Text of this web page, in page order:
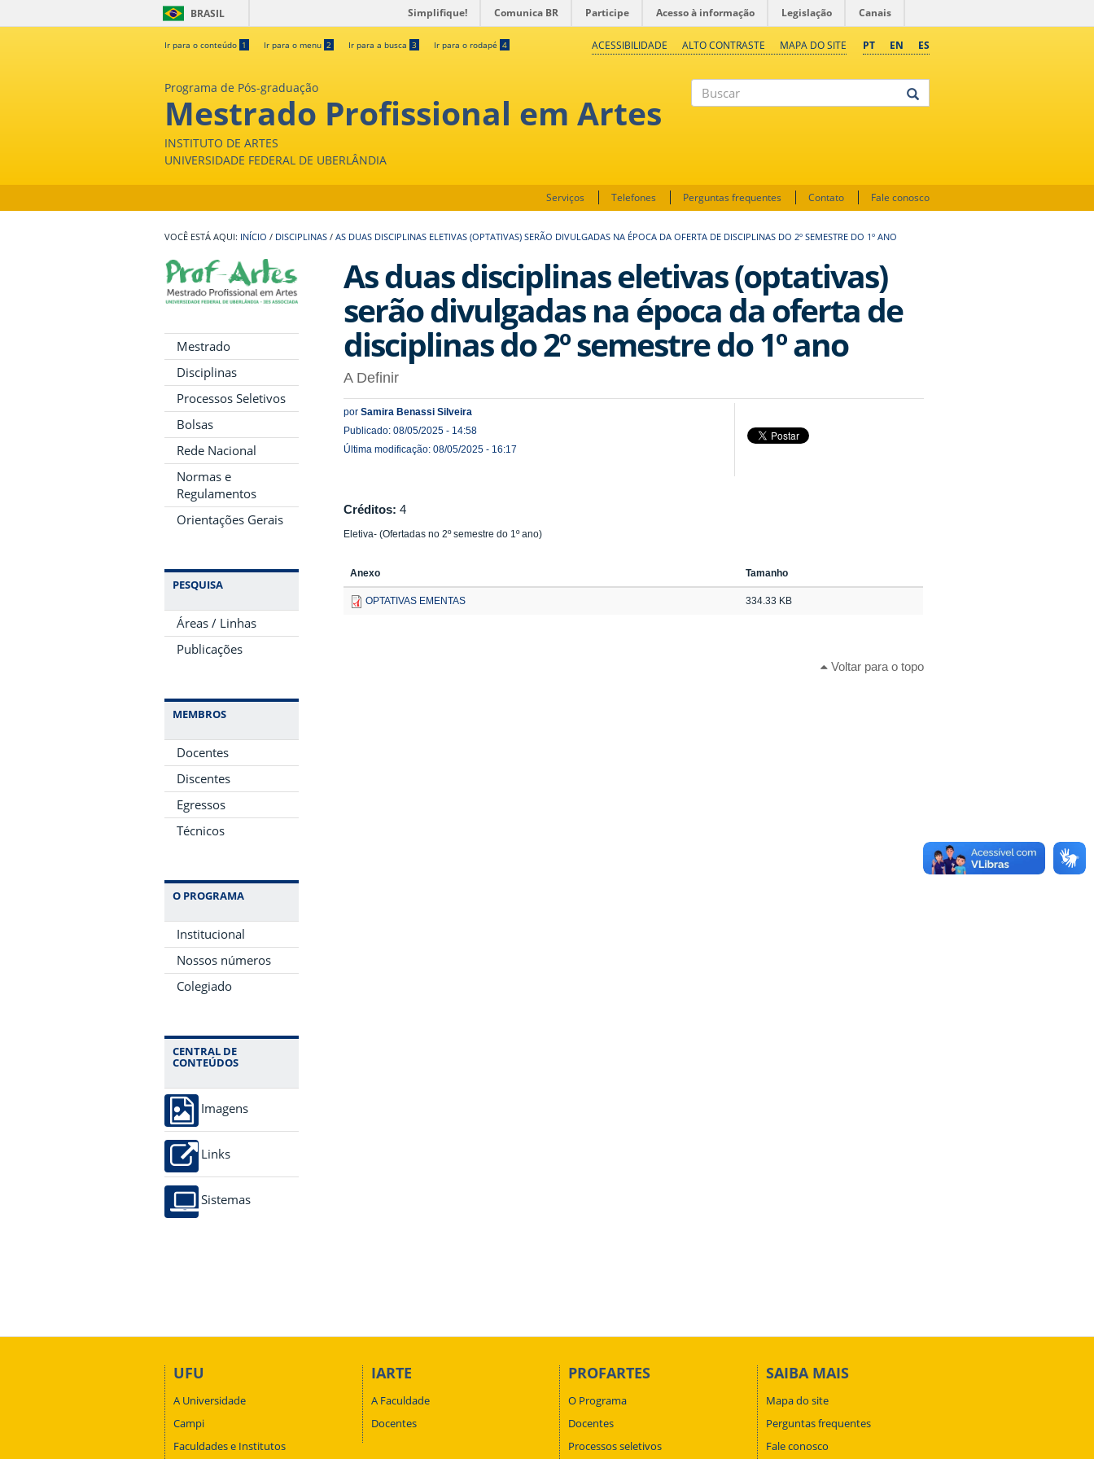
BRASIL Simplifique! Comunica BR Participe Acesso à informação Legislação Canais
Ir para o conteúdo 1 Ir para o menu 2 Ir para a busca 3 Ir para o rodapé 4 PT EN ES
ACESSIBILIDADE ALTO CONTRASTE MAPA DO SITE
Programa de Pós-graduação
Mestrado Profissional em Artes
INSTITUTO DE ARTES
UNIVERSIDADE FEDERAL DE UBERLÂNDIA
Serviços Telefones Perguntas frequentes Contato Fale conosco
INÍCIO / DISCIPLINAS / AS DUAS DISCIPLINAS ELETIVAS (OPTATIVAS) SERÃO DIVULGADAS NA ÉPOCA DA OFERTA DE DISCIPLINAS DO 2º SEMESTRE DO 1º ANO
Mestrado
Disciplinas
Processos Seletivos
Bolsas
Rede Nacional
Normas e
Regulamentos
Orientações Gerais
PESQUISA
Áreas / Linhas
Publicações
MEMBROS
Docentes
Discentes
Egressos
Técnicos
O PROGRAMA
Institucional
Nossos números
Colegiado
CENTRAL DE
CONTEÚDOS
Imagens
Links
Sistemas
As duas disciplinas eletivas (optativas)
serão divulgadas na época da oferta de
disciplinas do 2º semestre do 1º ano
A Definir
por Samira Benassi Silveira
Publicado: 08/05/2025 - 14:58
Última modificação: 08/05/2025 - 16:17
Créditos: 4
Eletiva- (Ofertadas no 2º semestre do 1º ano)
Anexo Tamanho
OPTATIVAS EMENTAS 334.33 KB
Voltar para o topo
UFU
A Universidade
Campi
Faculdades e Institutos
IARTE
A Faculdade
Docentes
PROFARTES
O Programa
Docentes
Processos seletivos
SAIBA MAIS
Mapa do site
Perguntas frequentes
Fale conosco